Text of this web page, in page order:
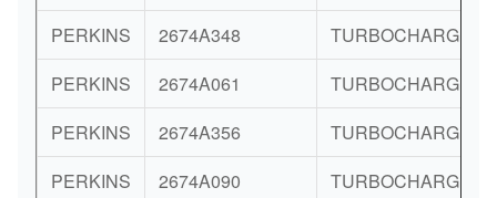
PERKINS
2674A348
TURBOCHARGER
PERKINS
2674A061
TURBOCHARGER
PERKINS
2674A356
TURBOCHARGER
PERKINS
2674A090
TURBOCHARGER